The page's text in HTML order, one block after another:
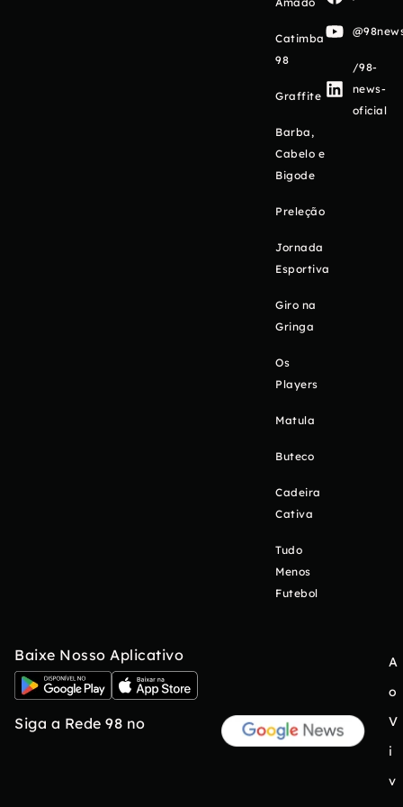
Catimba
98
Graffite
Barba,
Cabelo e
Bigode
Preleção
Jornada
Esportiva
Giro na
Gringa
Os
Players
Matula
Buteco
Cadeira
Cativa
Tudo
Menos
Futebol
/98-
news-
oficial
Baixe Nosso Aplicativo
Siga a Rede 98 no
A
o
V
i
v